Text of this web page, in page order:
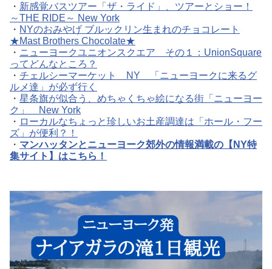
・ 新感覚バスツアー「ザ・ライド」、ツアーとショー！
～THE RIDE～ New York
・ NYのおみやげ ブルックリン生まれのチョコレート
★Mast Brothers Chocolate★
・ ニューヨークユニオンスクエア その１：UnionSquare
ってどんなところ？
・ チェルシーマーケット NY 「ニューヨークに来るグ
ルメ達」が必ず行く
・ 星条旗が似合う、めちゃくちゃ絵になる街「ニューヨー
ク」 New York
・ ローカルなちょっと珍しいお土産調達は「ホール・フー
ズ」が便利？！
・ マンハッタンとニューヨーク郊外の情報満載の【NY特
集サイト】はこちら！